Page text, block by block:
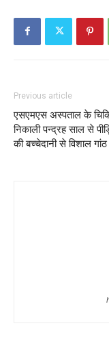
Previous article
एसएमएस अस्पताल के
निकाली पन्द्रह साल से
की बच्चेदानी से विशाल गांठ